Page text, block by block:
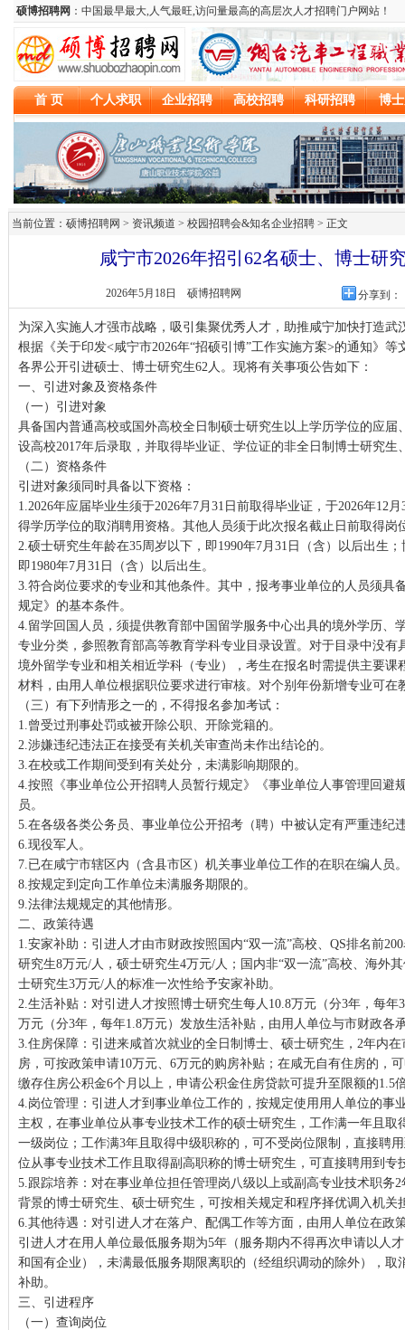
当前位置：硕博招聘网 > 资讯频道 > 校园招聘会&知名企业招聘 > 正文
咸宁市2026年招引62名硕士、博士研
2026年5月18日 硕博招聘网 分享到：
为深入实施人才强市战略，吸引集聚优秀人才，助推咸宁加快打造武
根据《关于印发<咸宁市2026年“招硕引博”工作实施方案>的通知》
各界公开引进硕士、博士研究生62人。现将有关事项公告如下：
一、引进对象及资格条件
（一）引进对象
具备国内普通高校或国外高校全日制硕士研究生以上学历学位的应届
设高校2017年后录取，并取得毕业证、学位证的非全日制博士研究生
（二）资格条件
引进对象须同时具备以下资格：
1.2026年应届毕业生须于2026年7月31日前取得毕业证，于2026年12
得学历学位的取消聘用资格。其他人员须于此次报名截止日前取得岗
2.硕士研究生年龄在35周岁以下，即1990年7月31日（含）以后出生
即1980年7月31日（含）以后出生。
3.符合岗位要求的专业和其他条件。其中，报考事业单位的人员须具
规定》的基本条件。
4.留学回国人员，须提供教育部中国留学服务中心出具的境外学历、
专业分类，参照教育部高等教育学科专业目录设置。对于目录中没有
境外留学专业和相关相近学科（专业），考生在报名时需提供主要课
材料，由用人单位根据职位要求进行审核。对个别年份新增专业可在
（三）有下列情形之一的，不得报名参加考试：
1.曾受过刑事处罚或被开除公职、开除党籍的。
2.涉嫌违纪违法正在接受有关机关审查尚未作出结论的。
3.在校或工作期间受到有关处分，未满影响期限的。
4.按照《事业单位公开招聘人员暂行规定》《事业单位人事管理回避
员。
5.在各级各类公务员、事业单位公开招考（聘）中被认定有严重违纪
6.现役军人。
7.已在咸宁市辖区内（含县市区）机关事业单位工作的在职在编人员
8.按规定到定向工作单位未满服务期限的。
9.法律法规规定的其他情形。
二、政策待遇
1.安家补助：引进人才由市财政按照国内“双一流”高校、QS排名前
研究生8万元/人，硕士研究生4万元/人；国内非“双一流”高校、海外
士研究生3万元/人的标准一次性给予安家补助。
2.生活补贴：对引进人才按照博士研究生每人10.8万元（分3年，每年
万元（分3年，每年1.8万元）发放生活补贴，由用人单位与市财政各
3.住房保障：引进来咸首次就业的全日制博士、硕士研究生，2年内
房，可按政策申请10万元、6万元的购房补贴；在咸无自有住房的，
缴存住房公积金6个月以上，申请公积金住房贷款可提升至限额的1.5
4.岗位管理：引进人才到事业单位工作的，按规定使用用人单位的事
主权，在事业单位从事专业技术工作的硕士研究生，工作满一年且取
一级岗位；工作满3年且取得中级职称的，可不受岗位限制，直接聘
位从事专业技术工作且取得副高职称的博士研究生，可直接聘用到专
5.跟踪培养：对在事业单位担任管理岗八级以上或副高专业技术职务
背景的博士研究生、硕士研究生，可按相关规定和程序择优调入机关
6.其他待遇：对引进人才在落户、配偶工作等方面，由用人单位在政
引进人才在用人单位最低服务期为5年（服务期内不得再次申请以人
和国有企业），未满最低服务期限离职的（经组织调动的除外），取
补助。
三、引进程序
（一）查询岗位